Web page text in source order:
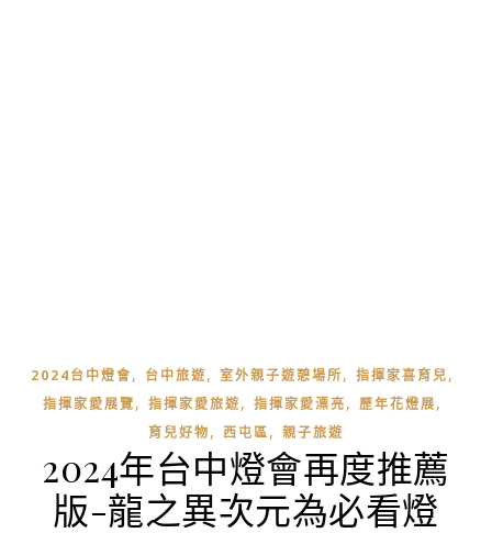
2024台中燈會, 台中旅遊, 室外親子遊憩場所, 指揮家喜育兒,
指揮家愛展覽, 指揮家愛旅遊, 指揮家愛漂亮, 歷年花燈展,
育兒好物, 西屯區, 親子旅遊
2024年台中燈會再度推薦
版-龍之異次元為必看燈